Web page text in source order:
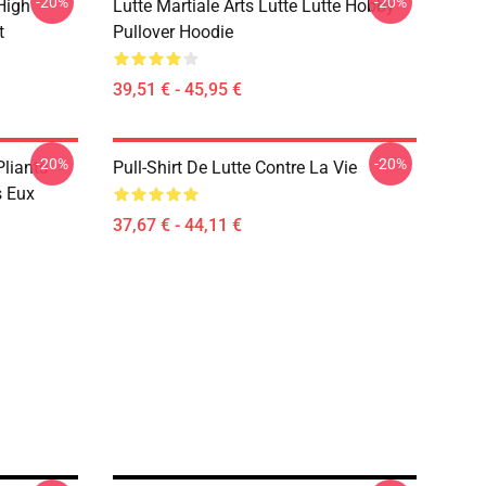
Lutte Martiale Arts Lutte Lutte Hobby
Pullover Hoodie
39,51 € - 45,95 €
Eux
-20% Pull-Shirt De Lutte Contre La Vie
37,67 € - 44,11 €
-20%